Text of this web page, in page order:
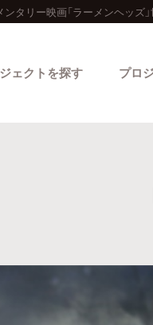
ンタリー映画「ラーメンヘッズ
ェクトを探す
カ
プロ